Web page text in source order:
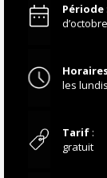
Période
les
Tarif :
gratuit